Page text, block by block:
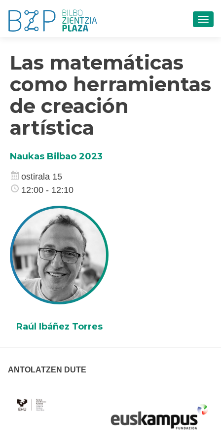
Las matemáticas
como herramientas
de creación
artística
Naukas Bilbao 2023
ostirala 15
12:00 - 12:10
Raúl Ibáñez Torres
ANTOLATZEN DUTE